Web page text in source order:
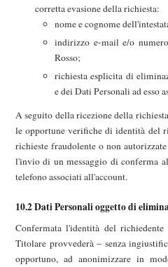
corretta evasione della richiesta:
nome e cognome
indirizzo e-mail e/o
Rosso;
richiesta esplicita di
e dei Dati Personali ad esso
A seguito della ricezione della
le opportune verifiche di identità del
richieste fraudolente o non
l'invio di un messaggio di conferma
telefono associati all'account.
10.2 Dati Personali oggetto di
Confermata l'identità del
Titolare provvederà – senza
opportuno, ad anonimizzare in